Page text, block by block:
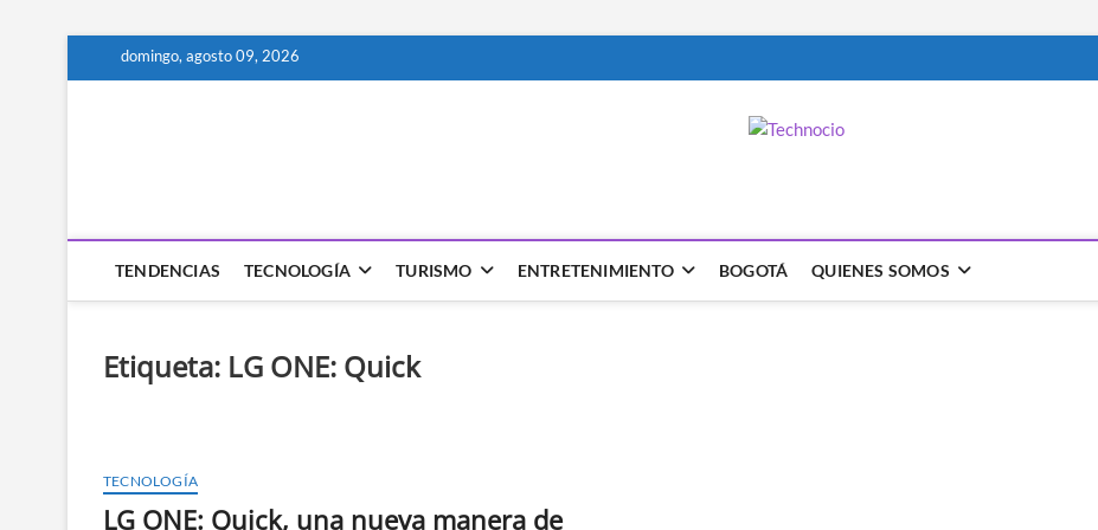
domingo, agosto 09, 2026
TENDENCIAS TECNOLOGÍA TURISMO ENTRETENIMIENTO BOGOTÁ QUIENES SOMOS
Etiqueta: LG ONE: Quick
TECNOLOGÍA
LG ONE: Quick, una nueva manera de